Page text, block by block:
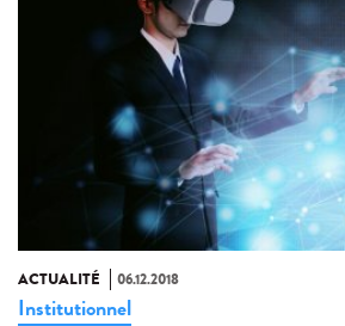
ACTUALITÉ 06.12.2018
Institutionnel